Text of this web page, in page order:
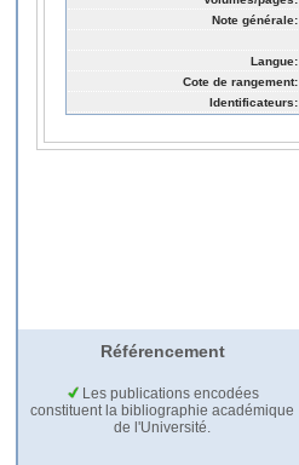
Note générale:
Langue:
Cote de rangement:
Identificateurs:
Référencement
Les publications encodées
constituent la bibliographie académique
de l'Université.